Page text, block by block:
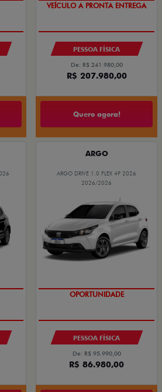
VEÍCULO A PRONTA ENTREGA
PESSOA FÍSICA
De: R$ 241.980,00
R$ 207.980,00
Quero agora!
ARGO
ARGO DRIVE 1.0 FLEX 4P 2026
2026/2026
OPORTUNIDADE
PESSOA FÍSICA
De: R$ 95.990,00
R$ 86.980,00